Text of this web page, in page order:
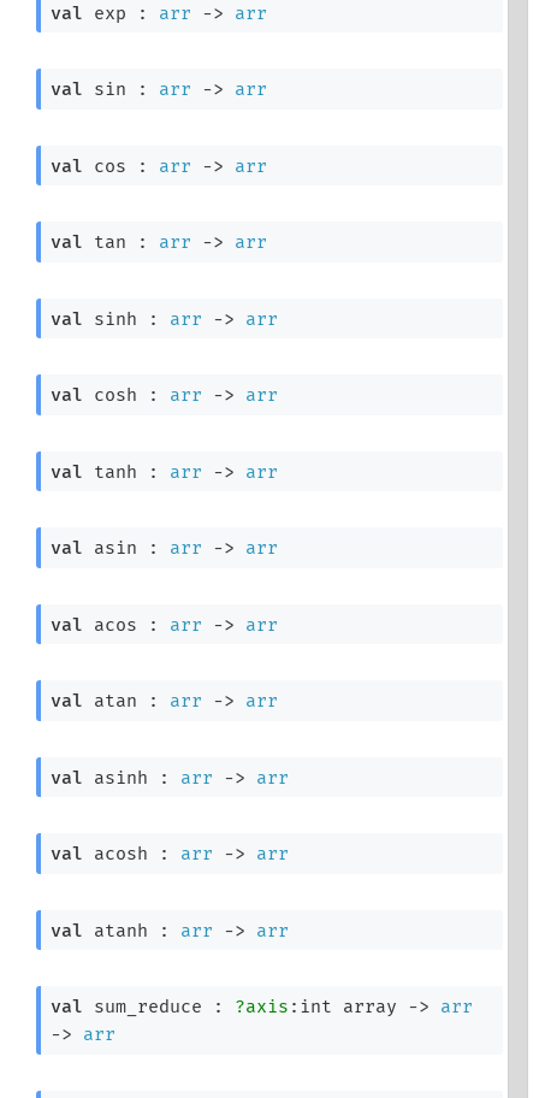
val exp : arr -> arr
val sin : arr -> arr
val cos : arr -> arr
val tan : arr -> arr
val sinh : arr -> arr
val cosh : arr -> arr
val tanh : arr -> arr
val asin : arr -> arr
val acos : arr -> arr
val atan : arr -> arr
val asinh : arr -> arr
val acosh : arr -> arr
val atanh : arr -> arr
val sum_reduce : ?axis : int array ->
arr
->
arr